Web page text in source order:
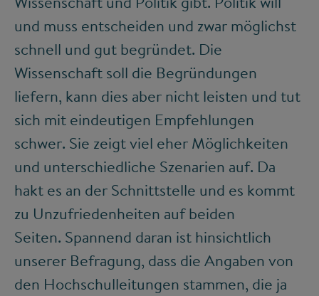
und muss entscheiden und zwar möglichst
schnell und gut begründet. Die
Wissenschaft soll die Begründungen
liefern, kann dies aber nicht leisten und tut
sich mit eindeutigen Empfehlungen
schwer. Sie zeigt viel eher Möglichkeiten
und unterschiedliche Szenarien auf. Da
hakt es an der Schnittstelle und es kommt
zu Unzufriedenheiten auf beiden
Seiten. Spannend daran ist hinsichtlich
unserer Befragung, dass die Angaben von
den Hochschulleitungen stammen, die ja